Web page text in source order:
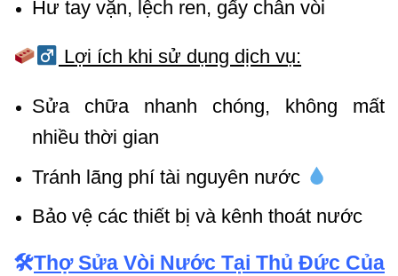
Hư tay vặn, lệch ren, gấy chân vòi
Lợi ích khi sử dụng dịch vụ:
Sửa chữa nhanh chóng, không mất
nhiều thời gian
Tránh lãng phí tài nguyên nước
Bảo vệ các thiết bị và kênh thoát nước
🛠Thợ Sửa Vòi Nước Tại Thủ Đức Của